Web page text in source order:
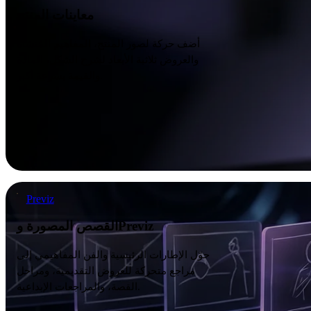
معاينات المنتج
أضف حركة لصور المنتج، المفاهيم المُنشأة
والعروض ثلاثية الأبعاد لشرح الشكل، المادة
Previz
القصص المصورة وPreviz
حوّل الإطارات الرئيسية والفن المفاهيمي إلى
مراجع متحركة للعروض التقديمية، ومراحل